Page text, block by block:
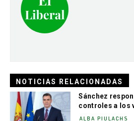
NOTICIAS RELACIONADAS
Sánchez
controles a los
ALBA PIULACHS